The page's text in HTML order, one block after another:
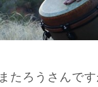
たろうさんで